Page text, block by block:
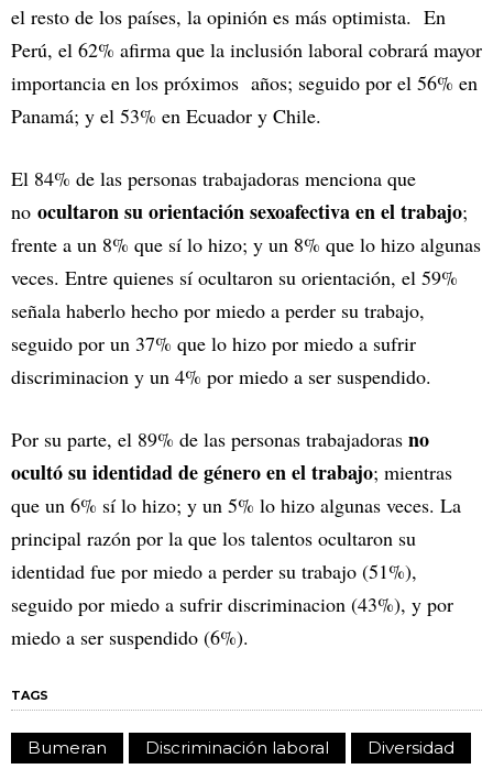
el resto de los países, la opinión es más optimista. En
Perú, el 62% afirma que la inclusión laboral cobrará mayor
importancia en los próximos años; seguido por el 56% en
Panamá; y el 53% en Ecuador y Chile.
El 84% de las personas trabajadoras menciona que
no ocultaron su orientación sexoafectiva en el trabajo;
frente a un 8% que sí lo hizo; y un 8% que lo hizo algunas
veces. Entre quienes sí ocultaron su orientación, el 59%
señala haberlo hecho por miedo a perder su trabajo,
seguido por un 37% que lo hizo por miedo a sufrir
discriminacion y un 4% por miedo a ser suspendido.
Por su parte, el 89% de las personas trabajadoras no
ocultó su identidad de género en el trabajo; mientras
que un 6% sí lo hizo; y un 5% lo hizo algunas veces. La
principal razón por la que los talentos ocultaron su
identidad fue por miedo a perder su trabajo (51%),
seguido por miedo a sufrir discriminacion (43%), y por
miedo a ser suspendido (6%).
TAGS
Bumeran Discriminación laboral Diversidad